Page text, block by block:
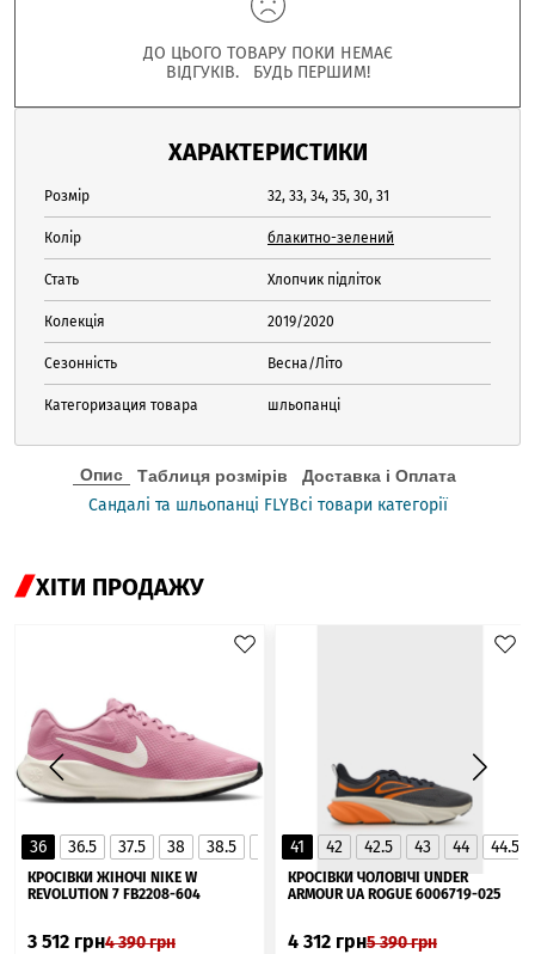
ДО ЦЬОГО ТОВАРУ ПОКИ НЕМАЄ
ВІДГУКІВ. БУДЬ ПЕРШИМ!
ХАРАКТЕРИСТИКИ
Розмір 32, 33, 34, 35, 30, 31
Колір блакитно-зелений
Стать Хлопчик підліток
Колекція 2019/2020
Сезонність Весна/Літо
Категоризация товара шльопанці
Опис Таблиця розмірів Доставка і Оплата
Сандалі та шльопанці FLYВсі товари категорії
ХІТИ ПРОДАЖУ
36 36.5 37.5 38 38.5 40 40.5
41
▲
КРОСІВКИ ЖІНОЧІ NIKE W
REVOLUTION 7 FB2208-604
3 512 грн4 390грн
41 42 42.5 43 44 44.5
КРОСІВКИ ЧОЛОВІЧІ UNDER
ARMOUR UA ROGUE 6006719-025
4 312 грн5 390грн